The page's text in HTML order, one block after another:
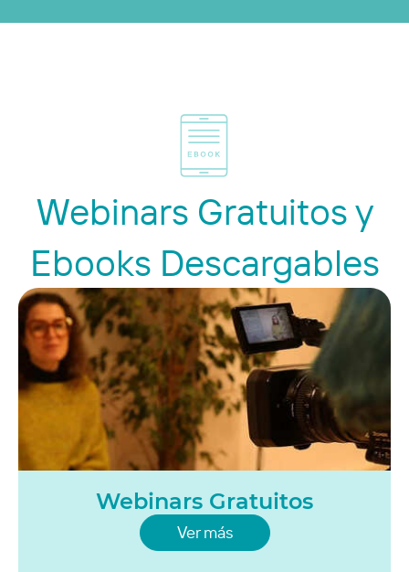
Webinars Gratuitos y
Ebooks Descargables
Webinars Gratuitos
Ver más